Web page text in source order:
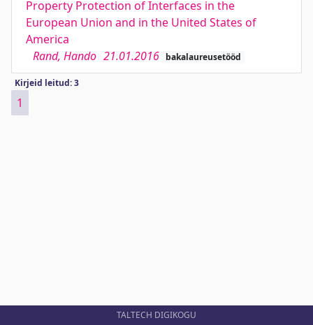
Property Protection of Interfaces in the
European Union and in the United States of
America
Rand, Hando 21.01.2016 bakalaureusetööd
Kirjeid leitud: 3
1
TALTECH DIGIKOGU